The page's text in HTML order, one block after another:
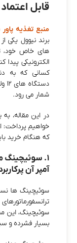
قابل‌ اعتماد
منبع تغذیه
برند نیوول یکی
های خاص خود،
الکترونیکی پیدا
کسانی که به
شمار می‌ رود.
در این مقاله،
خواهیم پرداخت:
که هنگام خرید
آمپر آن
سوئیچینگ‌ ها
سوئیچینگ، این
بسیار فشرده‌ و